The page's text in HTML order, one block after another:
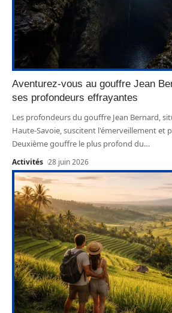
Aventurez-vous au gouffre Jean
ses profondeurs effrayantes
Les profondeurs du gouffre Jean Bernard,
Haute-Savoie, suscitent l'émerveillement et
Deuxième gouffre le plus profond du…
Activités 28 juin 2026